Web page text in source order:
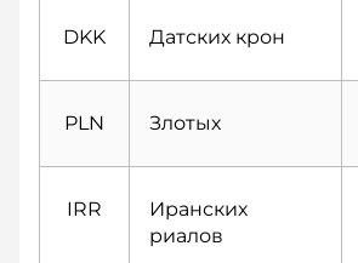
DKK Датских крон
PLN Злотых
IRR
Иранских
риалов